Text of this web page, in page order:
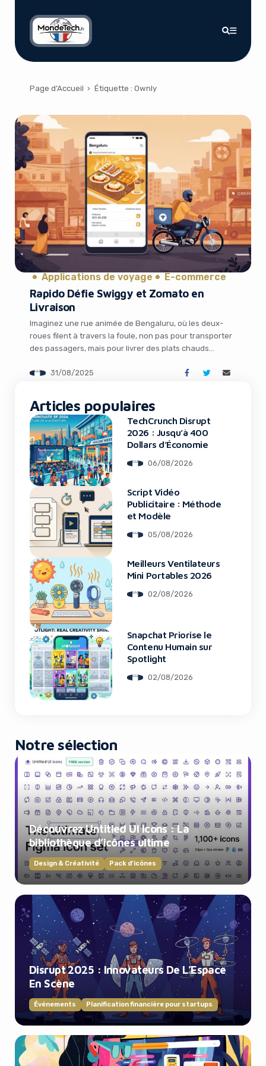
Page d’Accueil › Étiquette : Ownly
Applications de voyage E-commerce
Rapido Défie Swiggy et Zomato en
Livraison
Imaginez une rue animée de Bengaluru, où les deux-
roues filent à travers la foule, non pas pour transporter
des passagers, mais pour livrer des plats chauds
Rapido, une startup indienne bien connue pour ses
31/08/2025
Articles populaires
TechCrunch Disrupt
2026 : Jusqu’à 400
Dollars d’Économie
06/08/2026
Script Vidéo
Publicitaire : Méthode
et Modèle
05/08/2026
Meilleurs Ventilateurs
Mini Portables 2026
02/08/2026
Snapchat Priorise le
Contenu Humain sur
Spotlight
02/08/2026
Notre sélection
Découvrez Untitled UI Icons : La
bibliothèque d’icônes ultime
Design & Créativité Pack d'icônes
Disrupt 2025 : Innovateurs De L’Espace
En Scène
Événements Planification financière pour startups
using an ad-blocker!
Yes, I will turn off Ad-Blocker
No Thanks